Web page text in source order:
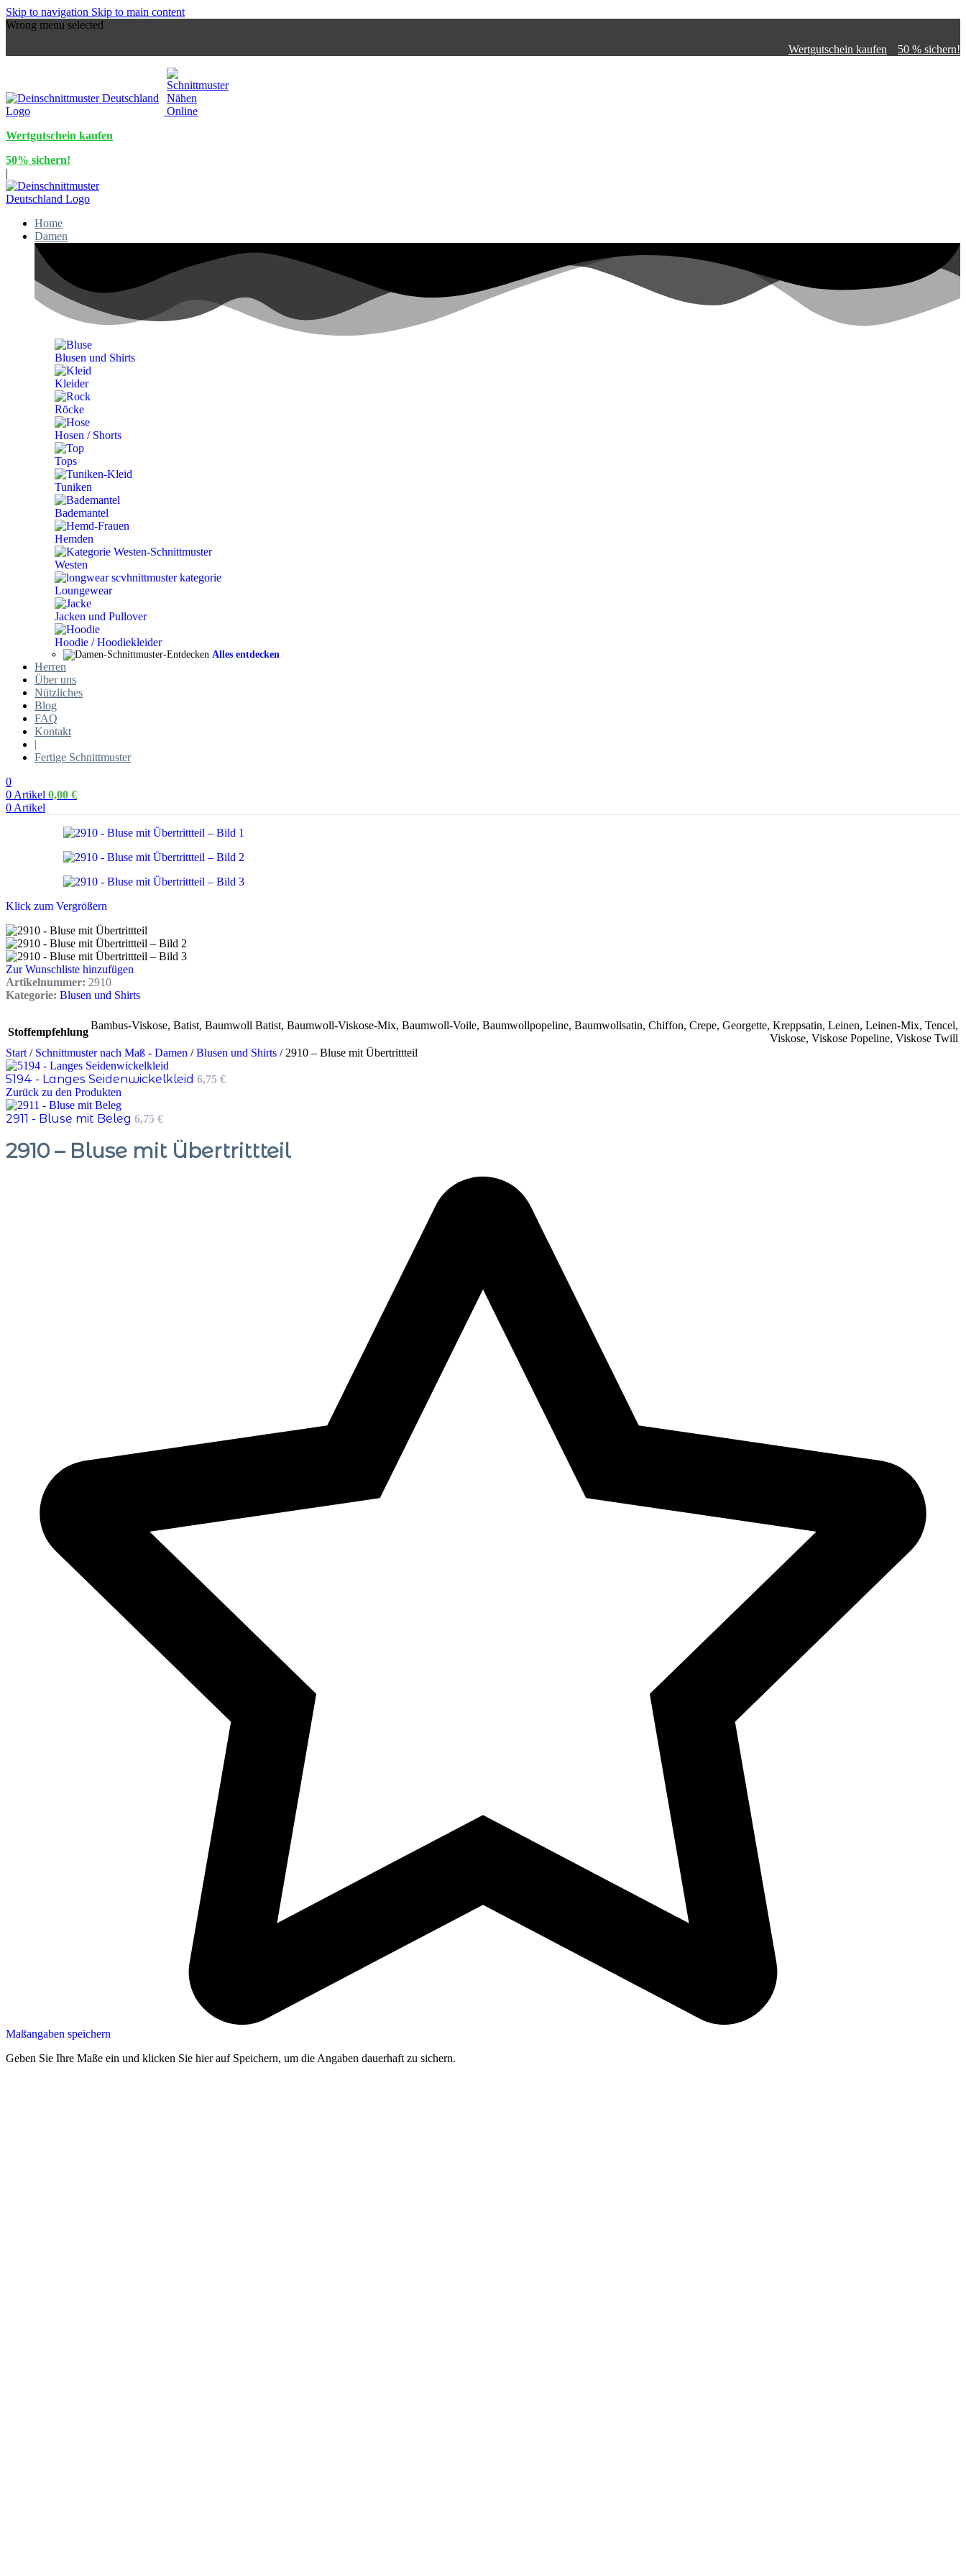
Skip to navigation Skip to main content
Wrong menu selected
Wertgutschein kaufen
50 % sichern!
Wertgutschein kaufen
50% sichern!
|
Home
Damen
Blusen und Shirts
Kleider
Röcke
Hosen / Shorts
Tops
Tuniken
Bademantel
Hemden
Westen
Loungewear
Jacken und Pullover
Hoodie / Hoodiekleider
Alles entdecken
Herren
Über uns
Nützliches
Blog
FAQ
Kontakt
|
Fertige Schnittmuster
0
0 Artikel 0,00 €
0 Artikel
Klick zum Vergrößern
Zur Wunschliste hinzufügen
Artikelnummer: 2910
Kategorie: Blusen und Shirts
Stoffempfehlung
Bambus-Viskose, Batist, Baumwoll Batist, Baumwoll-Viskose-Mix, Baumwoll-Voile, Baumwollpopeline, Baumwollsatin, Chiffon, Crepe, Georgette, Kreppsatin, Leinen, Leinen-Mix, Tencel,
Viskose, Viskose Popeline, Viskose Twill
Start / Schnittmuster nach Maß - Damen / Blusen und Shirts / 2910 – Bluse mit Übertrittteil
5194 - Langes Seidenwickelkleid 6,75 €
Zurück zu den Produkten
2911 - Bluse mit Beleg 6,75 €
2910 – Bluse mit Übertrittteil
Maßangaben speichern
Geben Sie Ihre Maße ein und klicken Sie hier auf Speichern, um die Angaben dauerhaft zu sichern.